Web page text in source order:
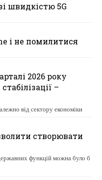
швидкістю 5G
і не помилитися
2026 року
–
від сектору економіки
створювати
функцій можна було б